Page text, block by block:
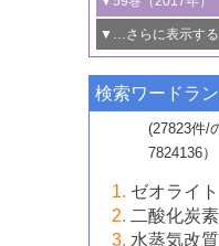
究動向
6号 ヘテロ接合界面
B号 第135回触媒討
6号 参照触媒委員会
B号 第133回触媒討
5号 生体触媒による
6号 窒素とリンの
能性材料
4号 若手による情
若き触媒の研究者た
若き触媒の研究者た
6号 石油のノーブ
触媒技術
大学：オンライン
4号 多孔質材料を
5号 情報学的手法
6号 カーボンニュ
技術
B号 第127回触媒討
ライン開催(Zoom)の
触媒的酸化反応
3号 水処理のための
4号 光触媒を用い
動向
5号 次世代の触媒
6号 メタン転換技
B号 第125回触媒討
院大学）
2号 CO2 フリー水
関わる触媒開発動向
3号 精密高分子合
動向
4号 バイオマス化
5号 固体触媒によ
換の最前線
2号 二酸化炭素から
3号 ナノ粒子・ク
4号 60周年記念企画
5号 進化するゼオラ
6号 非貴金属系触
B号 第121回触媒討
大学）
1号 いたるところに
最先端技術
3号 無機分離膜材
ロセスへの適用
5号 水素のふるま
研究
▼…さらに表示する
1号 ユニークな構造
2号 リグニンからの
媒技術
3号 触媒研究の最先
者たち～（1）
▼57巻（2015年）
1号 水素キャリアに
2号 石油精製用触媒
3号 固体酸化物形燃
▼56巻（2014年）
2号 光触媒反応機構
向
1号 高耐久性燃料電
ける新展開
▼54巻（2012年）
1号 規則性多孔体の
▼53巻（2011年）
検索ワードラ
(27823件/
7824136）
ゼオライ
二酸化炭
水蒸気改